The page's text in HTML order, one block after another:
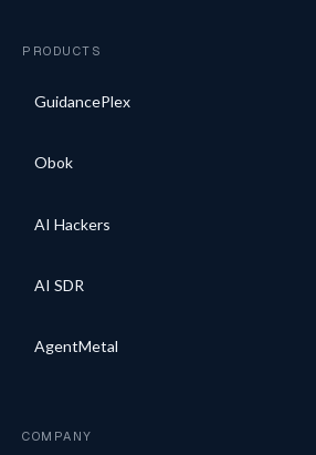
PRODUCTS
GuidancePlex
Obok
AI Hackers
AI SDR
AgentMetal
COMPANY